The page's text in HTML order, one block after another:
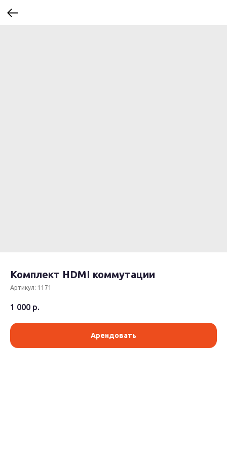
Комплект HDMI коммутации
Артикул: 1171
1 000 р.
Арендовать